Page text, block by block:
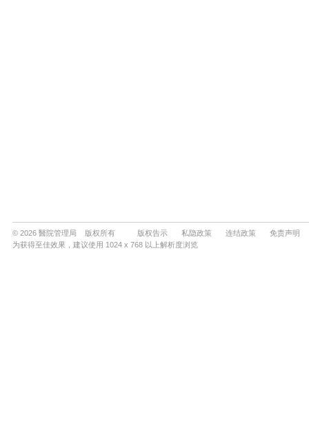
© 2026 醫院管理局 版权所有 版权告示 私隐政策 连结政策
免责声明
为获得至佳效果，建议使用 1024 x 768 以上解析度浏览